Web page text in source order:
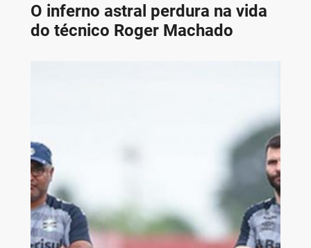
O inferno astral perdura na vida
do técnico Roger Machado